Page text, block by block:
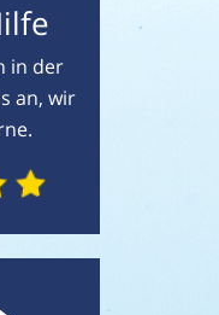
in der
an, wir